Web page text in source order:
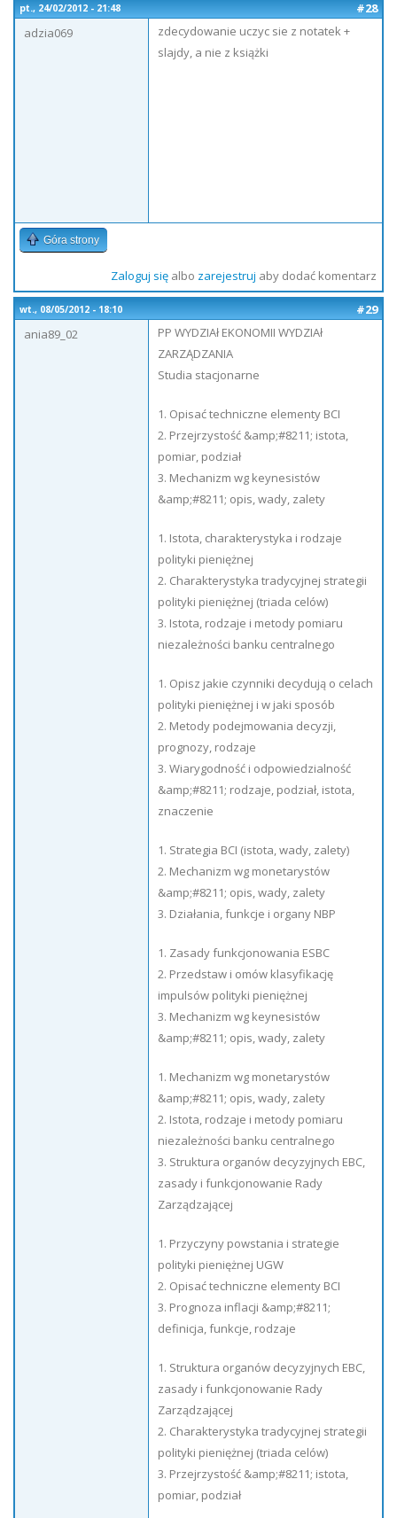
pt., 24/02/2012 - 21:48
#28
adzia069
zdecydowanie uczyc sie z notatek +
slajdy, a nie z książki
Góra strony
Zaloguj sięalbo zarejestruj aby dodać komentarz
wt., 08/05/2012 - 18:10
#29
ania89_02
PP WYDZIAł EKONOMII WYDZIAł
ZARZĄDZANIA
Studia stacjonarne
1. Opisać techniczne elementy BCI
2. Przejrzystość &amp;#8211; istota,
pomiar, podział
3. Mechanizm wg keynesistów
&amp;#8211; opis, wady, zalety
1. Istota, charakterystyka i rodzaje
polityki pieniężnej
2. Charakterystyka tradycyjnej strategii
polityki pieniężnej (triada celów)
3. Istota, rodzaje i metody pomiaru
niezależności banku centralnego
1. Opisz jakie czynniki decydują o celach
polityki pieniężnej i w jaki sposób
2. Metody podejmowania decyzji,
prognozy, rodzaje
3. Wiarygodność i odpowiedzialność
&amp;#8211; rodzaje, podział, istota,
znaczenie
1. Strategia BCI (istota, wady, zalety)
2. Mechanizm wg monetarystów
&amp;#8211; opis, wady, zalety
3. Działania, funkcje i organy NBP
1. Zasady funkcjonowania ESBC
2. Przedstaw i omów klasyfikację
impulsów polityki pieniężnej
3. Mechanizm wg keynesistów
&amp;#8211; opis, wady, zalety
1. Mechanizm wg monetarystów
&amp;#8211; opis, wady, zalety
2. Istota, rodzaje i metody pomiaru
niezależności banku centralnego
3. Struktura organów decyzyjnych EBC,
zasady i funkcjonowanie Rady
Zarządzającej
1. Przyczyny powstania i strategie
polityki pieniężnej UGW
2. Opisać techniczne elementy BCI
3. Prognoza inflacji &amp;#8211;
definicja, funkcje, rodzaje
1. Struktura organów decyzyjnych EBC,
zasady i funkcjonowanie Rady
Zarządzającej
2. Charakterystyka tradycyjnej strategii
polityki pieniężnej (triada celów)
3. Przejrzystość &amp;#8211; istota,
pomiar, podział